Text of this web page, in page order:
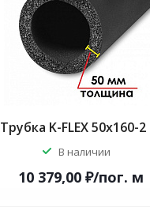
Трубка K-FLEX 50x160-2
В наличии
10 379,00 ₽/пог. м